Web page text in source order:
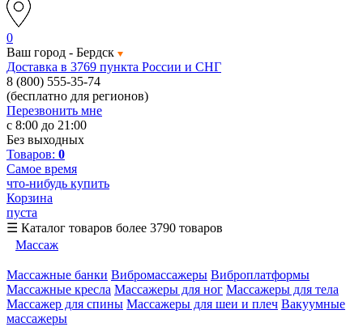
0
Ваш город - Бердск
Доставка в 3769 пункта России и СНГ
8 (800) 555-35-74
(бесплатно для регионов)
Перезвонить мне
с 8:00 до 21:00
Без выходных
Товаров: 0
Самое время
что-нибудь купить
Корзина
пуста
☰ Каталог товаров более 3790 товаров
Массаж
Массажные банки Вибромассажеры Виброплатформы
Массажные кресла Массажеры для ног Массажеры для тела
Массажер для спины Массажеры для шеи и плеч Вакуумные
массажеры